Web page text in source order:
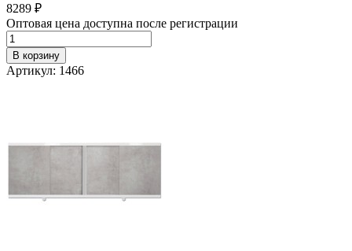
8289 ₽
Оптовая цена доступна после регистрации
В корзину
Артикул: 1466